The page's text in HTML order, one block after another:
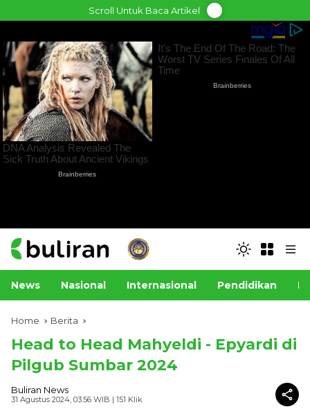
to
Scroll Untuk Baca Artikel
News Nasional Internasional Pendidikan
Home Berita
Head to Head Mahyeldi - Epyardi di
Pilgub Sumbar 2024
Buliran News
31 Agustus 2024, 03:56 WIB | 151 Klik